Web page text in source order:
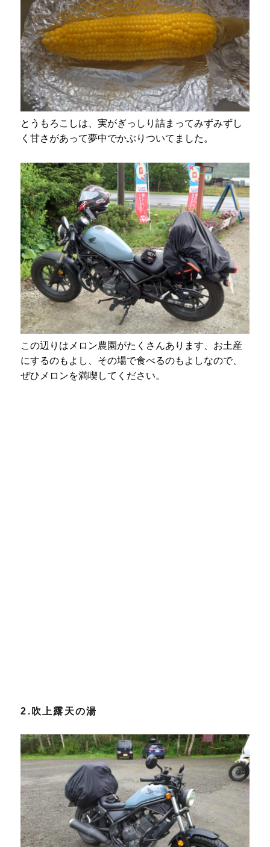
とうもろこしは、実がぎっしり詰まってみずみずし
く甘さがあって夢中でかぶりついてました。
この辺りはメロン農園がたくさんあります、お土産
にするのもよし、その場で食べるのもよしなので、
ぜひメロンを満喫してください。
2.吹上露天の湯